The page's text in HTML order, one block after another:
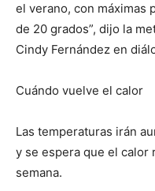
el verano, con máximas
de 20 grados”, dijo la
Cindy Fernández en
Cuándo vuelve el calor
Las temperaturas irán
y se espera que el calor
semana.